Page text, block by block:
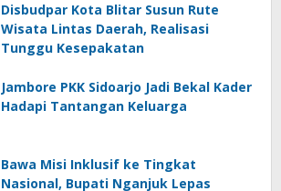
Disbudpar Kota Blitar Susun Rute
Wisata Lintas Daerah, Realisasi
Tunggu Kesepakatan
Jambore PKK Sidoarjo Jadi Bekal Kader
Hadapi Tantangan Keluarga
Bawa Misi Inklusif ke Tingkat
Nasional, Bupati Nganjuk Lepas